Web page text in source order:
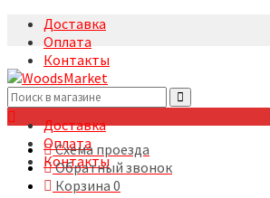
Доставка
Оплата
Контакты
+7(495)5322633
Доставка
Оплата
Контакты
Схема проезда
Обратный звонок
Корзина 0